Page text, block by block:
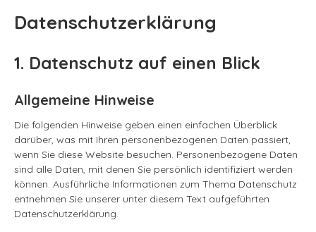
Datenschutzerklärung
1. Datenschutz auf einen Blick
Allgemeine Hinweise
Die folgenden Hinweise geben einen einfachen Überblick
darüber, was mit Ihren personenbezogenen Daten passiert,
wenn Sie diese Website besuchen. Personenbezogene Daten
sind alle Daten, mit denen Sie persönlich identifiziert werden
können. Ausführliche Informationen zum Thema Datenschutz
entnehmen Sie unserer unter diesem Text aufgeführten
Datenschutzerklärung.